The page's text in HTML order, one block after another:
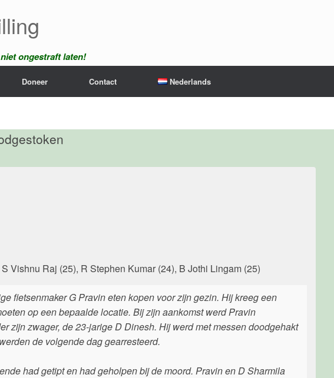
ongestraft laten!
Doneer Contact Nederlands
Vishnu Raj (25), R Stephen Kumar (24), B Jothi Lingam (25)
fietsenmaker G Pravin eten kopen voor zijn gezin. Hij kreeg een
op een bepaalde locatie. Bij zijn aankomst werd Pravin
zijn zwager, de 23-jarige D Dinesh. Hij werd met messen doodgehakt
de volgende dag gearresteerd.
had getipt en had geholpen bij de moord. Pravin en D Sharmila